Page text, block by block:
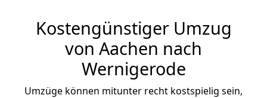
Kostengünstiger Umzug
von Aachen nach
Wernigerode
Umzüge können mitunter recht kostspielig sein,